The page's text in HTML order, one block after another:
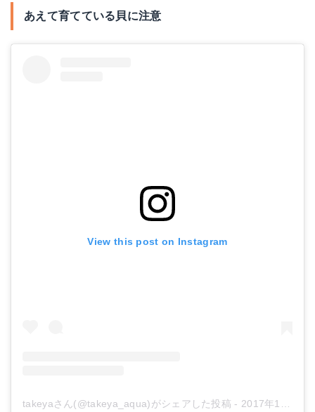
あえて育てている貝に注意
View this post on Instagram
takeyaさん(@takeya_aqua)がシェアした投稿 - 2017年12月月13日午前2時20分PST